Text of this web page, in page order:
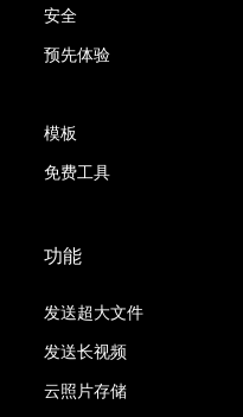
安全
预先体验
模板
免费工具
功能
发送超大文件
发送长视频
云照片存储